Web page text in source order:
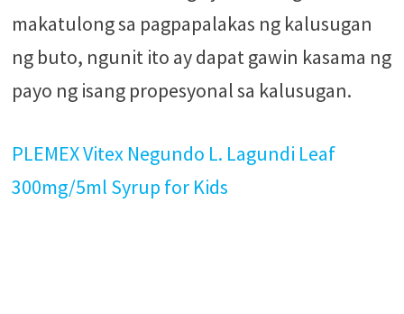
makatulong sa pagpapalakas ng kalusugan
ng buto, ngunit ito ay dapat gawin kasama ng
payo ng isang propesyonal sa kalusugan.
PLEMEX Vitex Negundo L. Lagundi Leaf
300mg/5ml Syrup for Kids